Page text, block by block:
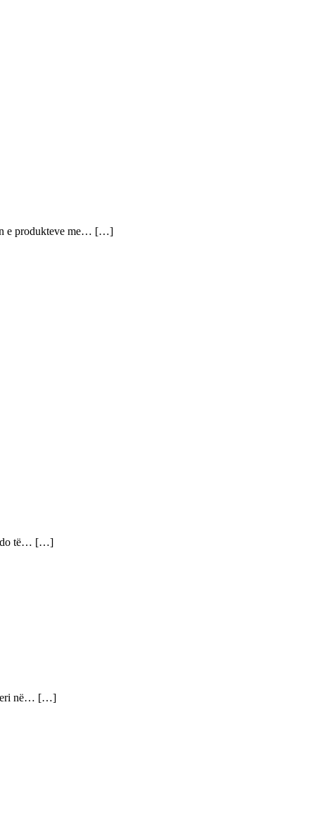
e produkteve me… […]
do të… […]
deri në… […]